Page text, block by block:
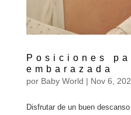
Posiciones
embarazada
por Baby World | Nov 6,
Disfrutar de un buen